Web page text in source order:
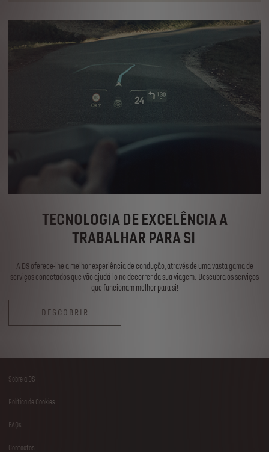
TECNOLOGIA DE EXCELÊNCIA A
TRABALHAR PARA SI
A DS oferece-lhe a melhor experiência de condução, através de uma vasta gama de
serviços conectados que vão ajudá-lo no decorrer da sua viagem. Descubra os serviços
que funcionam melhor para si!
DESCOBRIR
Footer
Sobre a DS
Política de Cookies
FAQs
Contactos